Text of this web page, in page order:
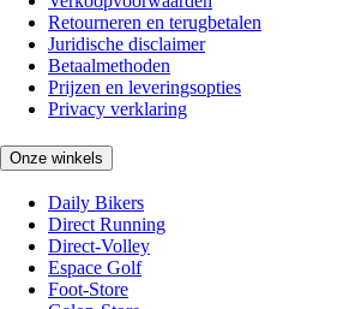
Retourneren en terugbetalen
Juridische disclaimer
Betaalmethoden
Prijzen en leveringsopties
Privacy verklaring
Onze winkels
Daily Bikers
Direct Running
Direct-Volley
Espace Golf
Foot-Store